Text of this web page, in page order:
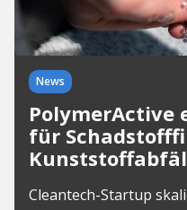
News
PolymerActive
für
Cleantech-Startup